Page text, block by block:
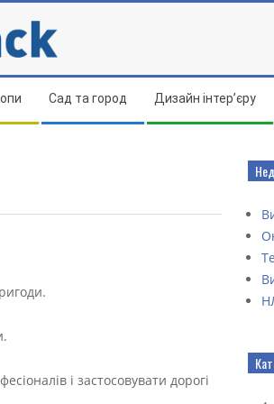
Сад та город Дизайн інтер’єру
і застосовувати дорогі